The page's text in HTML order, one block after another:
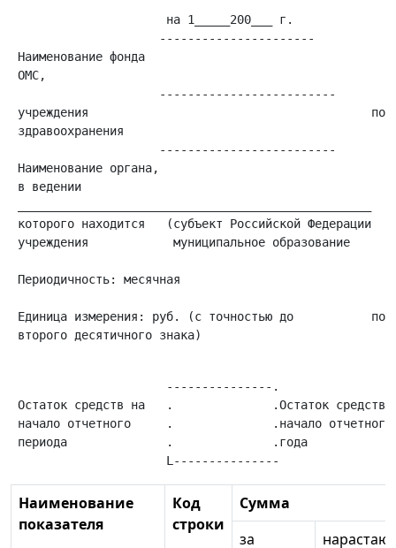
на 1_____200___ г.
----------------------
Наименование фонда
ОМС,
-------------------------
учреждения                                        по
здравоохранения
-------------------------
Наименование органа,
в ведении
которого находится   (субъект Российской
учреждения            муниципальное
Периодичность: месячная
Единица измерения: руб. (с точностью до
второго десятичного знака)
---------------.
Остаток средств на   .              .Остаток
начало отчетного     .              .начало
периода              .              .года
Наименование
показателя
Код
строки
Сумма
за